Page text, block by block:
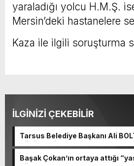
yaraladığı yolcu H.M.Ş.
Mersin’deki hastanelere
Kaza ile ilgili soruşturma
İLGİNİZİ ÇEKEBİLİR
Tarsus Belediye Başkanı Ali
Büyükşehir Belediye Başkanı Ve
Belediyeler Birliği Başkanı ve
Başak Çokan’ın ortaya attığı